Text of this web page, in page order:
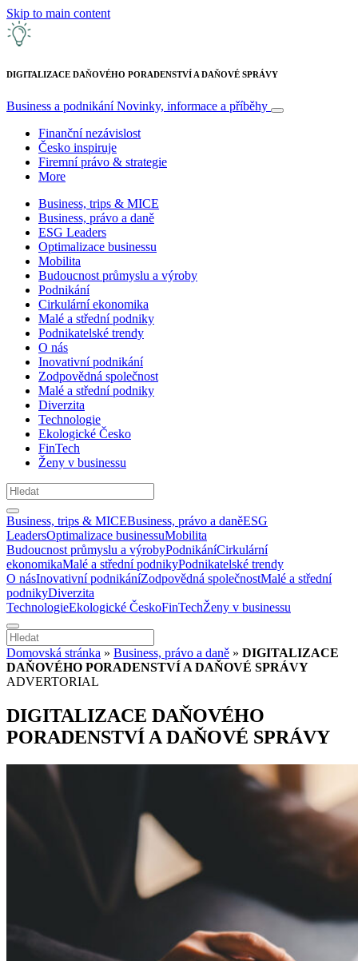
Skip to main content
DIGITALIZACE DAŇOVÉHO PORADENSTVÍ A DAŇOVÉ SPRÁVY
Business a podnikáníNovinky, informace a příběhy
Finanční nezávislost
Česko inspiruje
Firemní právo & strategie
More
Business, trips & MICE
Business, právo a daně
ESG Leaders
Optimalizace businessu
Mobilita
Budoucnost průmyslu a výroby
Podnikání
Cirkulární ekonomika
Malé a střední podniky
Podnikatelské trendy
O nás
Inovativní podnikání
Zodpovědná společnost
Malé a střední podniky
Diverzita
Technologie
Ekologické Česko
FinTech
Ženy v businessu
Business, trips & MICEBusiness, právo a daněESG
LeadersOptimalizace businessuMobilita
Budoucnost průmyslu a výrobyPodnikáníCirkulární
ekonomikaMalé a střední podnikyPodnikatelské trendy
O násInovativní podnikáníZodpovědná společnostMalé a střední
podnikyDiverzita
TechnologieEkologické ČeskoFinTechŽeny v businessu
Domovská stránka » Business, právo a daně » DIGITALIZACE
DAŇOVÉHO PORADENSTVÍ A DAŇOVÉ SPRÁVY
ADVERTORIAL
DIGITALIZACE DAŇOVÉHO
PORADENSTVÍ A DAŇOVÉ SPRÁVY